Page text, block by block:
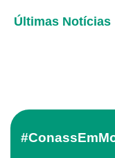
Últimas Notícias